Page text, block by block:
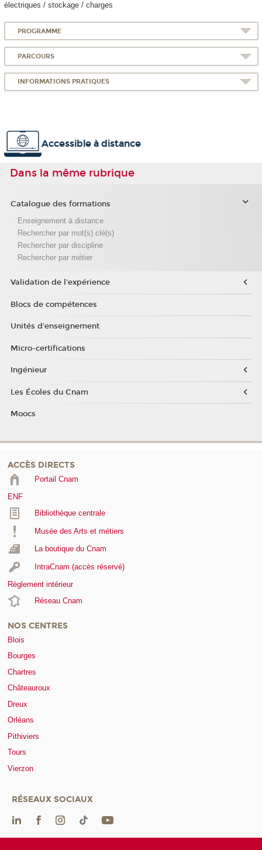
électriques / stockage / charges
PROGRAMME
PARCOURS
INFORMATIONS PRATIQUES
Accessible à distance
Dans la même rubrique
Catalogue des formations
Enseignement à distance
Rechercher par mot(s) clé(s)
Rechercher par discipline
Rechercher par métier
Validation de l'expérience
Blocs de compétences
Unités d'enseignement
Micro-certifications
Ingénieur
Les Écoles du Cnam
Moocs
ACCÈS DIRECTS
Portail Cnam
ENF
Bibliothèque centrale
Musée des Arts et métiers
La boutique du Cnam
IntraCnam (accès réservé)
Règlement intérieur
Réseau Cnam
NOS CENTRES
Blois
Bourges
Chartres
Châteauroux
Dreux
Orléans
Pithiviers
Tours
Vierzon
RÉSEAUX SOCIAUX